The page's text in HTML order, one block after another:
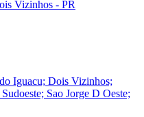
Vizinhos - PR
Iguacu; Dois Vizinhos;
Sao Jorge D Oeste;